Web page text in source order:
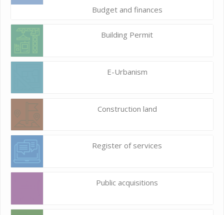
Budget and finances
Building Permit
E-Urbanism
Construction land
Register of services
Public acquisitions